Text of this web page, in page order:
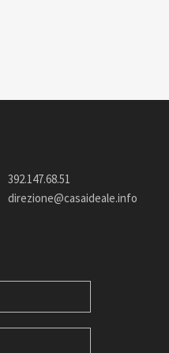
392.147.68.51
direzione@casaideale.info